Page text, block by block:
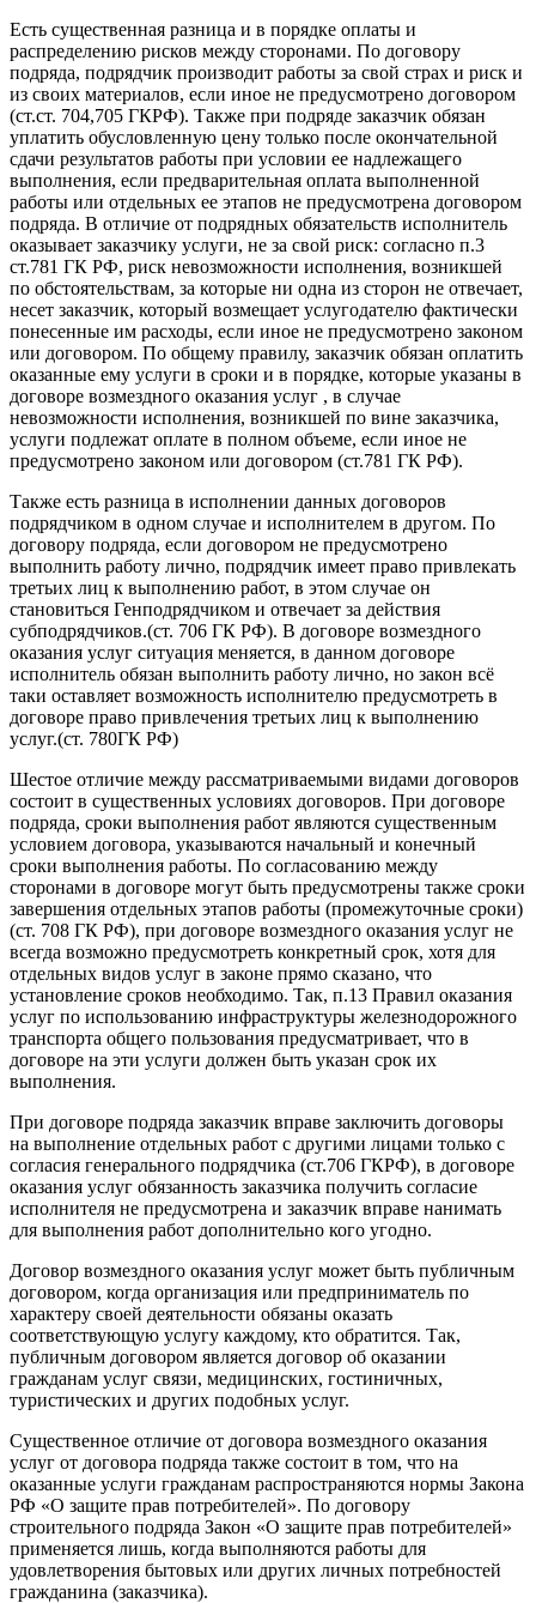
Есть существенная разница и в порядке оплаты и
распределению рисков между сторонами. По договору
подряда, подрядчик производит работы за свой страх и риск и
из своих материалов, если иное не предусмотрено договором
(ст.ст. 704,705 ГКРФ). Также при подряде заказчик обязан
уплатить обусловленную цену только после окончательной
сдачи результатов работы при условии ее надлежащего
выполнения, если предварительная оплата выполненной
работы или отдельных ее этапов не предусмотрена договором
подряда. В отличие от подрядных обязательств исполнитель
оказывает заказчику услуги, не за свой риск: согласно п.3
ст.781 ГК РФ, риск невозможности исполнения, возникшей
по обстоятельствам, за которые ни одна из сторон не отвечает,
несет заказчик, который возмещает услугодателю фактически
понесенные им расходы, если иное не предусмотрено законом
или договором. По общему правилу, заказчик обязан оплатить
оказанные ему услуги в сроки и в порядке, которые указаны в
договоре возмездного оказания услуг , в случае
невозможности исполнения, возникшей по вине заказчика,
услуги подлежат оплате в полном объеме, если иное не
предусмотрено законом или договором (ст.781 ГК РФ).
Также есть разница в исполнении данных договоров
подрядчиком в одном случае и исполнителем в другом. По
договору подряда, если договором не предусмотрено
выполнить работу лично, подрядчик имеет право привлекать
третьих лиц к выполнению работ, в этом случае он
становиться Генподрядчиком и отвечает за действия
субподрядчиков.(ст. 706 ГК РФ). В договоре возмездного
оказания услуг ситуация меняется, в данном договоре
исполнитель обязан выполнить работу лично, но закон всё
таки оставляет возможность исполнителю предусмотреть в
договоре право привлечения третьих лиц к выполнению
услуг.(ст. 780ГК РФ)
Шестое отличие между рассматриваемыми видами договоров
состоит в существенных условиях договоров. При договоре
подряда, сроки выполнения работ являются существенным
условием договора, указываются начальный и конечный
сроки выполнения работы. По согласованию между
сторонами в договоре могут быть предусмотрены также сроки
завершения отдельных этапов работы (промежуточные сроки)
(ст. 708 ГК РФ), при договоре возмездного оказания услуг не
всегда возможно предусмотреть конкретный срок, хотя для
отдельных видов услуг в законе прямо сказано, что
установление сроков необходимо. Так, п.13 Правил оказания
услуг по использованию инфраструктуры железнодорожного
транспорта общего пользования предусматривает, что в
договоре на эти услуги должен быть указан срок их
выполнения.
При договоре подряда заказчик вправе заключить договоры
на выполнение отдельных работ с другими лицами только с
согласия генерального подрядчика (ст.706 ГКРФ), в договоре
оказания услуг обязанность заказчика получить согласие
исполнителя не предусмотрена и заказчик вправе нанимать
для выполнения работ дополнительно кого угодно.
Договор возмездного оказания услуг может быть публичным
договором, когда организация или предприниматель по
характеру своей деятельности обязаны оказать
соответствующую услугу каждому, кто обратится. Так,
публичным договором является договор об оказании
гражданам услуг связи, медицинских, гостиничных,
туристических и других подобных услуг.
Существенное отличие от договора возмездного оказания
услуг от договора подряда также состоит в том, что на
оказанные услуги гражданам распространяются нормы Закона
РФ «О защите прав потребителей». По договору
строительного подряда Закон «О защите прав потребителей»
применяется лишь, когда выполняются работы для
удовлетворения бытовых или других личных потребностей
гражданина (заказчика).